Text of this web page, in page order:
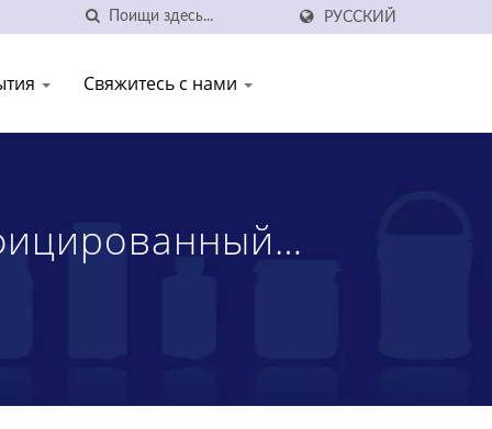
РУССКИЙ
Свяжитесь с нами
Банок |